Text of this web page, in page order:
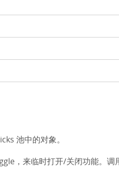
池中的对象。
，来临时打开/关闭功能。